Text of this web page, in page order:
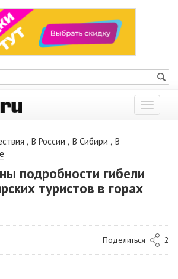
Показать
меню
, В России , В Сибири , В
подробности гибели
туристов в горах
Поделиться 2